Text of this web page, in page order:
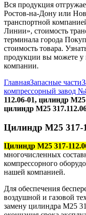
Вся продукция
Ростов-на-Дону или
транспортной
Линии», стоимость
терминала города
стоимость товара.
продукции вы можете
компании.
ГлавнаяЗапасные части
компрессорный завод
112.06-01, цилиндр М25
цилиндр М25
Цилиндр М25 317-
Цилиндр М25 317-
многочисленных
компрессорного
нашей компанией.
Для обеспечения
воздушной и газовой
замену цилиндра М25